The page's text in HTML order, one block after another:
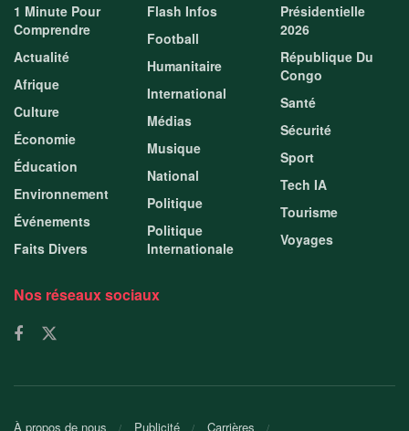
1 Minute Pour
Comprendre
Actualité
Afrique
Culture
Économie
Éducation
Environnement
Événements
Faits Divers
Flash Infos
Football
Humanitaire
International
Médias
Musique
National
Politique
Politique
Internationale
Présidentielle
2026
République Du
Congo
Santé
Sécurité
Sport
Tech IA
Tourisme
Voyages
Nos réseaux sociaux
À propos de nous Publicité Carrières